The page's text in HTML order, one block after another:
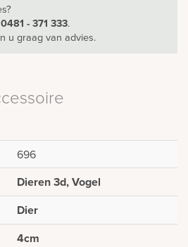
0481 - 371 333.
u graag van advies.
696
Dieren 3d, Vogel
Dier
4cm